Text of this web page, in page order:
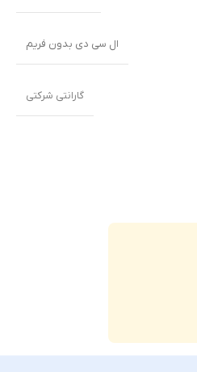
ال سی دی بدون فریم
گارانتی شرکتی